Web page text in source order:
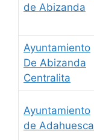
de Abizanda
Ayuntamiento
De Abizanda
Centralita
Ayuntamiento
de Adahuesca